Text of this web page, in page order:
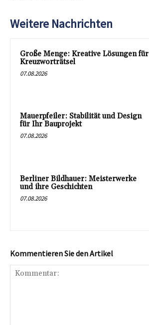
Weitere Nachrichten
Große Menge: Kreative Lösungen für
Kreuzworträtsel
07.08.2026
Mauerpfeiler: Stabilität und Design
für Ihr Bauprojekt
07.08.2026
Berliner Bildhauer: Meisterwerke
und ihre Geschichten
07.08.2026
Kommentieren Sie den Artikel